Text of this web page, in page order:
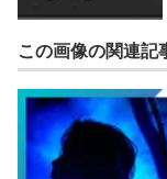
この画像の関連記